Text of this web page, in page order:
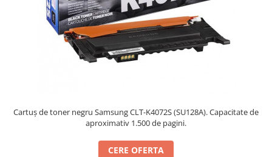
Cartuș de toner negru Samsung CLT-K4072S (SU128A). Capacitate de
aproximativ 1.500 de pagini.
CERE OFERTA